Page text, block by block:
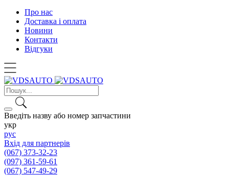
Про нас
Доставка і оплата
Новини
Контакти
Відгуки
Введіть назву або номер запчастини
укр
рус
Вхід для партнерів
(067) 373-32-23
(097) 361-59-61
(067) 547-49-29